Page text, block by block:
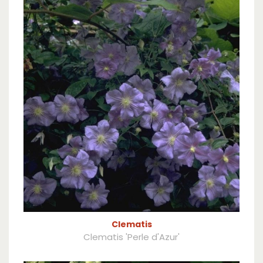
Clematis
Clematis 'Perle d'Azur'